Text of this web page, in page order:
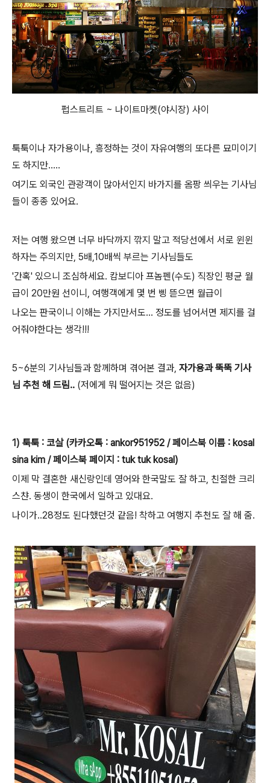
펍스트리트 ~ 나이트마켓(야시장) 사이
툭툭이나 자가용이나, 흥정하는 것이 자유여행의 또다른 묘미이기
도 하지만.....
여기도 외국인 관광객이 많아서인지 바가지를 옴팡 씌우는 기사님
들이 종종 있어요.
저는 여행 왔으면 너무 바닥까지 깎지 말고 적당선에서 서로 윈윈
하자는 주의지만, 5배,10배씩 부르는 기사님들도
'간혹' 있으니 조심하세요. 캄보디아 프놈펜(수도) 직장인 평균 월
급이 20만원 선이니, 여행객에게 몇 번 삥 뜯으면 월급이
나오는 판국이니 이해는 가지만서도... 정도를 넘어서면 제지를 걸
어줘야한다는 생각!!!
5~6분의 기사님들과 함께하며 겪어본 결과, 자가용과 뚝뚝 기사
님 추천 해 드림.. (저에게 뭐 떨어지는 것은 없음)
1) 툭툭 : 코살 (카카오톡 : ankor951952 / 페이스북 이름 : kosal
sina kim / 페이스북 페이지 : tuk tuk kosal)
이제 막 결혼한 새신랑인데 영어와 한국말도 잘 하고, 친절한 크리
스챤. 동생이 한국에서 일하고 있대요.
나이가..28정도 된다했던것 같음! 착하고 여행지 추천도 잘 해 줌.